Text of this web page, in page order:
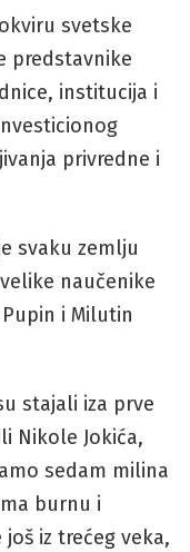
svetske
predstavnike
institucija i
privredne i
svaku zemlju
naučenike
i Milutin
stajali iza prve
Nikole Jokića,
sedam milina
burnu i
iz trećeg veka,